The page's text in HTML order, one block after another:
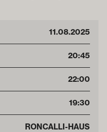
11.08.2025
20:45
22:00
19:30
RONCALLI-HAUS